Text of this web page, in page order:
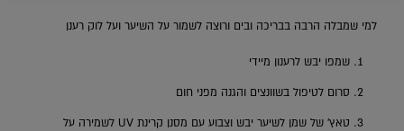
למי שמבלה הרבה בבריכה ובים ורוצה לשמור על השיער ועל לוק רענן
שמפו יבש לרענון מיידי
סרום לטיפול בשוונצים והגנה מפני חום
טאץ' של שמן לשיער יבש וצבוע עם מסנן קרינת UV לשמירה על